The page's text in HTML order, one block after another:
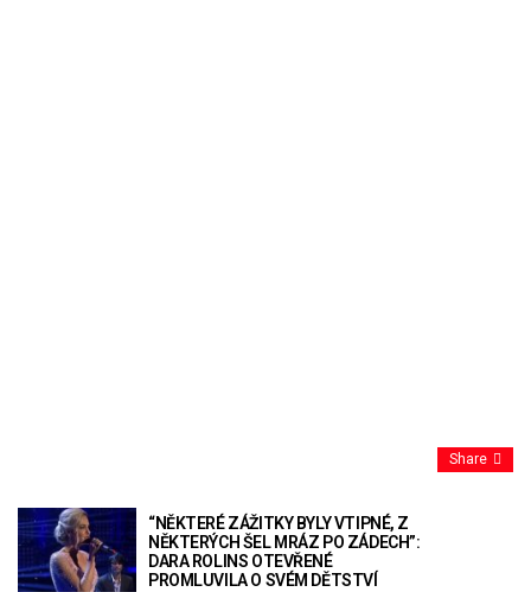
Share
“NĚKTERÉ ZÁŽITKY BYLY VTIPNÉ, Z
NĚKTERÝCH ŠEL MRÁZ PO ZÁDECH”:
DARA ROLINS OTEVŘENÉ
PROMLUVILA O SVÉM DĚTSTVÍ